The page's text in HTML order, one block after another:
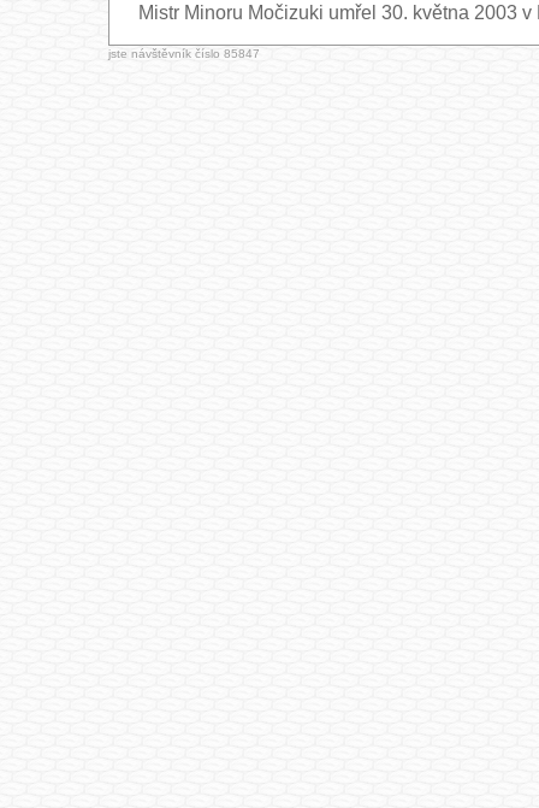
Mistr Minoru Močizuki umřel 30. května 2003
jste návštěvník číslo 85847